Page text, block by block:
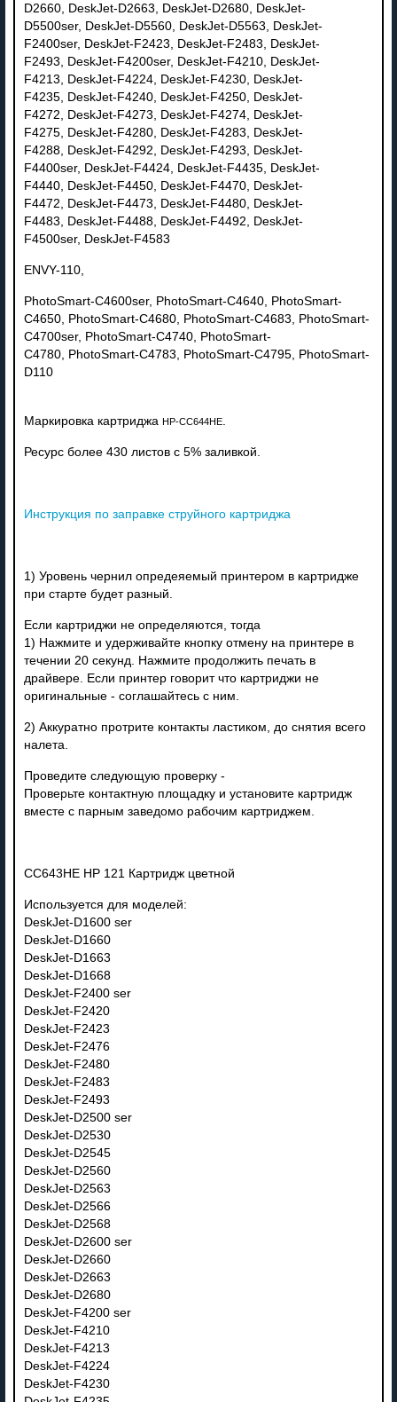
D2660, DeskJet-D2663, DeskJet-D2680, DeskJet-
D5500ser, DeskJet-D5560, DeskJet-D5563, DeskJet-
F2400ser, DeskJet-F2423, DeskJet-F2483, DeskJet-
F2493, DeskJet-F4200ser, DeskJet-F4210, DeskJet-
F4213, DeskJet-F4224, DeskJet-F4230, DeskJet-
F4235, DeskJet-F4240, DeskJet-F4250, DeskJet-
F4272, DeskJet-F4273, DeskJet-F4274, DeskJet-
F4275, DeskJet-F4280, DeskJet-F4283, DeskJet-
F4288, DeskJet-F4292, DeskJet-F4293, DeskJet-
F4400ser, DeskJet-F4424, DeskJet-F4435, DeskJet-
F4440, DeskJet-F4450, DeskJet-F4470, DeskJet-
F4472, DeskJet-F4473, DeskJet-F4480, DeskJet-
F4483, DeskJet-F4488, DeskJet-F4492, DeskJet-
F4500ser, DeskJet-F4583
ENVY-110,
PhotoSmart-C4600ser, PhotoSmart-C4640, PhotoSmart-
C4650, PhotoSmart-C4680, PhotoSmart-C4683, PhotoSmart-
C4700ser, PhotoSmart-C4740, PhotoSmart-
C4780, PhotoSmart-C4783, PhotoSmart-C4795, PhotoSmart-
D110
Маркировка картриджа HP-CC644HE.
Ресурс более 430 листов с 5% заливкой.
Инструкция по заправке струйного картриджа
1) Уровень чернил опредеяемый принтером в картридже
при старте будет разный.
Если картриджи не определяются, тогда
1) Нажмите и удерживайте кнопку отмену на принтере в
течении 20 секунд. Нажмите продолжить печать в
драйвере. Если принтер говорит что картриджи не
оригинальные - соглашайтесь с ним.
2) Аккуратно протрите контакты ластиком, до снятия всего
налета.
Проведите следующую проверку -
Проверьте контактную площадку и установите картридж
вместе с парным заведомо рабочим картриджем.
CC643HE HP 121 Картридж цветной
Используется для моделей:
DeskJet-D1600 ser
DeskJet-D1660
DeskJet-D1663
DeskJet-D1668
DeskJet-F2400 ser
DeskJet-F2420
DeskJet-F2423
DeskJet-F2476
DeskJet-F2480
DeskJet-F2483
DeskJet-F2493
DeskJet-D2500 ser
DeskJet-D2530
DeskJet-D2545
DeskJet-D2560
DeskJet-D2563
DeskJet-D2566
DeskJet-D2568
DeskJet-D2600 ser
DeskJet-D2660
DeskJet-D2663
DeskJet-D2680
DeskJet-F4200 ser
DeskJet-F4210
DeskJet-F4213
DeskJet-F4224
DeskJet-F4230